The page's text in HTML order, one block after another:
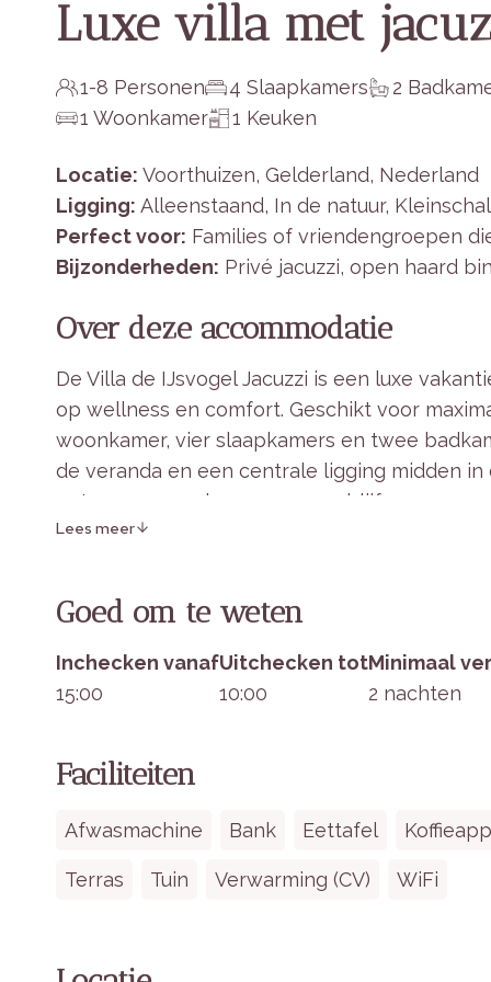
Luxe villa met
1-8 Personen 4 Slaapkamers
2
1 Woonkamer
1 Keuken
Locatie: Voorthuizen, Gelderland, Nederland
Ligging: Alleenstaand, In de natuur,
Perfect voor: Families of vriendengroepen
Bijzonderheden: Privé jacuzzi, open haard
Over deze accommodatie
De Villa de IJsvogel Jacuzzi is een luxe
op wellness en comfort. Geschikt voor
woonkamer, vier slaapkamers en twee
de veranda en een centrale ligging midden
ontspannen en luxe groepsverblijf.
slaapkamer bevindt zich op de begane
Keuken & Eethoek:
Moderne keuken
Woonruimte:
eettafel voor 8 personen.
Badkamers:
Twee badkamers, beide
Overdekte veranda met
privé jacuzzi.
Unieke Ervaringen
Lees meer
Goed om te weten
Inchecken vanaf
15:00
Uitchecken tot
10:00
Minimaal
2 nachten
Faciliteiten
Afwasmachine Bank Eettafel
Terras Tuin Verwarming (CV) WiFi